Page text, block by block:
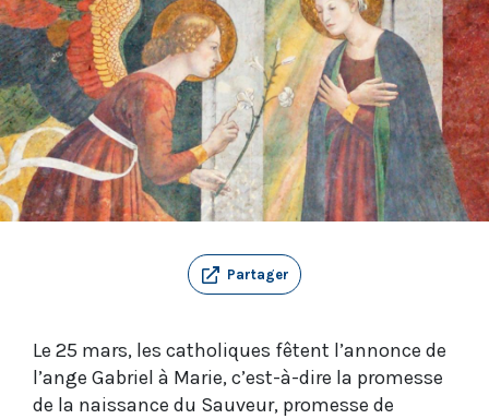
Partager
Le 25 mars, les catholiques fêtent l’annonce de
l’ange Gabriel à Marie, c’est-à-dire la promesse
de la naissance du Sauveur, promesse de